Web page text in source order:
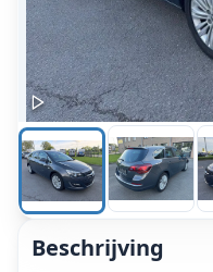
Beschrijving